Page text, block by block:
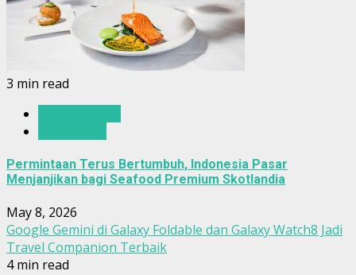
3 min read
Permintaan Terus Bertumbuh, Indonesia Pasar
Menjanjikan bagi Seafood Premium Skotlandia
May 8, 2026
Google Gemini di Galaxy Foldable dan Galaxy Watch8 Jadi
Travel Companion Terbaik
4 min read